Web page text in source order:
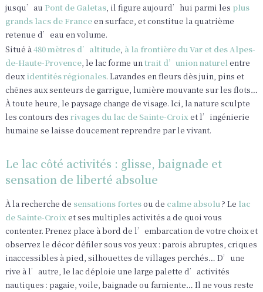
jusqu’au Pont de Galetas, il figure aujourd’hui parmi les plus
grands lacs de Franceen surface, et constitue la quatrième
retenue d’eau en volume.
Situé à480 mètres d’altitude, à la frontière du Var et des Alpes-
de-Haute-Provence, le lac forme untrait d’union naturelentre
deuxidentités régionales. Lavandes en fleurs dès juin, pins et
chênes aux senteurs de garrigue, lumière mouvante sur les flots…
À toute heure, le paysage change de visage. Ici, la nature sculpte
les contours des rivages du lac de Sainte-Croix et l’ingénierie
humaine se laisse doucement reprendre par le vivant.
Le lac côté activités : glisse, baignade et
sensation de liberté absolue
À la recherche de sensations fortesou de calme absolu? Le lac
de Sainte-Croix et ses multiples activités a de quoi vous
contenter. Prenez place à bord de l’embarcation de votre choix et
observez le décor défiler sous vos yeux : parois abruptes, criques
inaccessibles à pied, silhouettes de villages perchés… D’une
rive à l’autre, le lac déploie une large palette d’activités
nautiques : pagaie, voile, baignade ou farniente… Il ne vous reste